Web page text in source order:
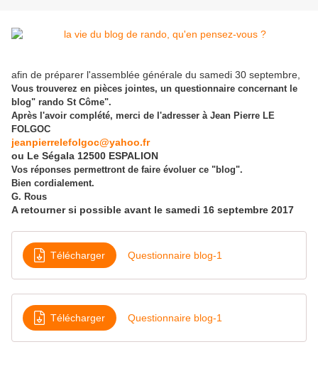
afin de préparer l'assemblée générale du samedi 30 septembre,
Vous trouverez en pièces jointes, un questionnaire concernant le
blog" rando St Côme".
Après l'avoir complété, merci de l'adresser à Jean Pierre LE
FOLGOC
jeanpierrelefolgoc@yahoo.fr
ou Le Ségala 12500 ESPALION
Vos réponses permettront de faire évoluer ce "blog".
Bien cordialement.
G. Rous
A retourner si possible avant le samedi 16 septembre 2017
Télécharger Questionnaire blog-1
Télécharger Questionnaire blog-1